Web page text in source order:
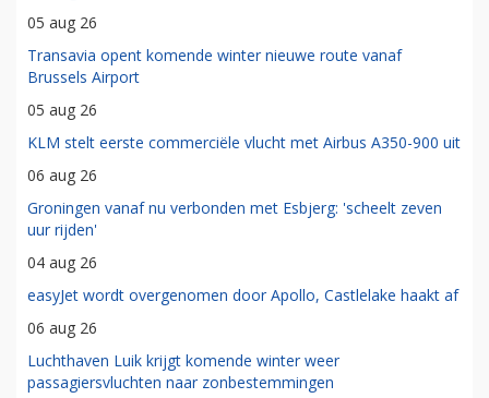
05 aug 26
Transavia opent komende winter nieuwe route vanaf
Brussels Airport
05 aug 26
KLM stelt eerste commerciële vlucht met Airbus A350-900 uit
06 aug 26
Groningen vanaf nu verbonden met Esbjerg: 'scheelt zeven
uur rijden'
04 aug 26
easyJet wordt overgenomen door Apollo, Castlelake haakt af
06 aug 26
Luchthaven Luik krijgt komende winter weer
passagiersvluchten naar zonbestemmingen